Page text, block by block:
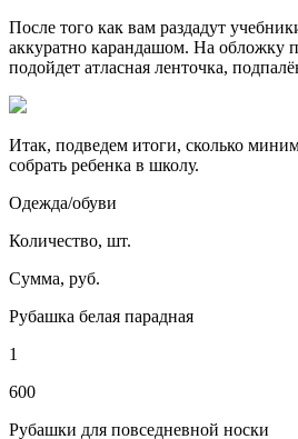
После того как вам раздадут
аккуратно карандашом. На обложку
подойдет атласная ленточка,
Итак, подведем итоги, сколько
собрать ребенка в школу.
Одежда/обуви
Количество, шт.
Сумма, руб.
Рубашка белая парадная
1
600
Рубашки для повседневной носки